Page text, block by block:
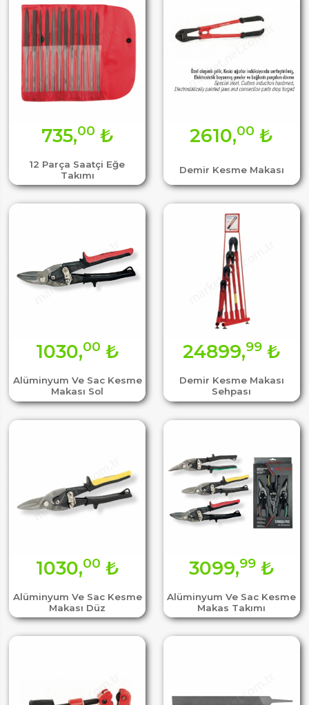
12 Parça Saatçi Eğe
Takımı
735,00 ₺
Demir Kesme Makası
2610,00 ₺
Alüminyum Ve Sac Kesme
Makası Sol
1030,00 ₺
Demir Kesme Makası
Sehpası
24899,99₺
Alüminyum Ve Sac Kesme
Makası Düz
1030,00 ₺
Alüminyum Ve Sac Kesme
Makas Takımı
3099,99₺